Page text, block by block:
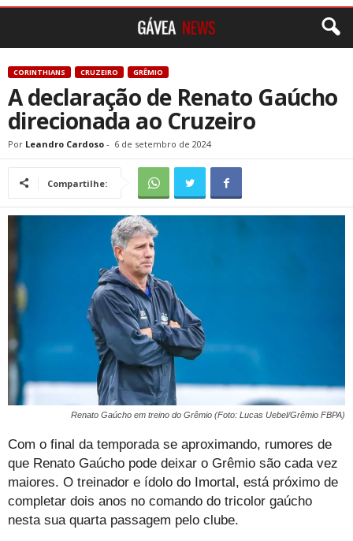
CORINTHIANS CRUZEIRO GRÊMIO
A declaração de Renato Gaúcho
direcionada ao Cruzeiro
Por Leandro Cardoso - 6 de setembro de 2024
Compartilhe:
Renato Gaúcho em treino do Grêmio (Foto: Lucas Uebel/Grêmio FBPA)
Com o final da temporada se aproximando, rumores de
que Renato Gaúcho pode deixar o Grêmio são cada vez
maiores. O treinador e ídolo do Imortal, está próximo de
completar dois anos no comando do tricolor gaúcho
nesta sua quarta passagem pelo clube.